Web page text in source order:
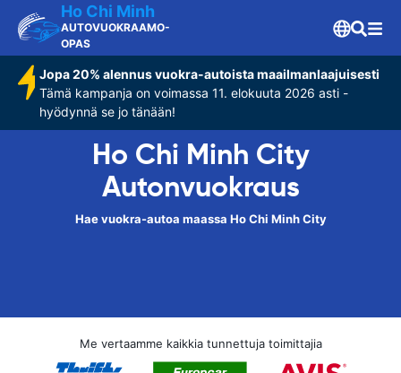
Ho Chi Minh
AUTOVUOKRAAMO-
OPAS
Jopa 20% alennus vuokra-autoista maailmanlaajuisesti
Tämä kampanja on voimassa 11. elokuuta 2026 asti -
hyödynnä se jo tänään!
Ho Chi Minh City
Autonvuokraus
Hae vuokra-autoa maassa Ho Chi Minh City
Me vertaamme kaikkia tunnettuja toimittajia